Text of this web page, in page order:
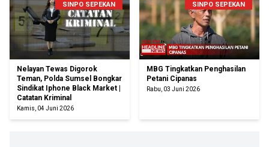
SINPO SEPEKAN
Nelayan Tewas Digorok
Teman, Polda Sumsel Bongkar
Sindikat Iphone Black Market |
Catatan Kriminal
Kamis, 04 Juni 2026
SINPO SEPEKAN
MBG Tingkatkan Penghasilan
Petani Cipanas
Rabu, 03 Juni 2026